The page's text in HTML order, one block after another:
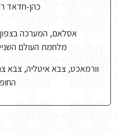
כהן-חדאד
אסלאם, המערכה
מלחמת העולם
וורמאכט, צבא איטליה, צבא